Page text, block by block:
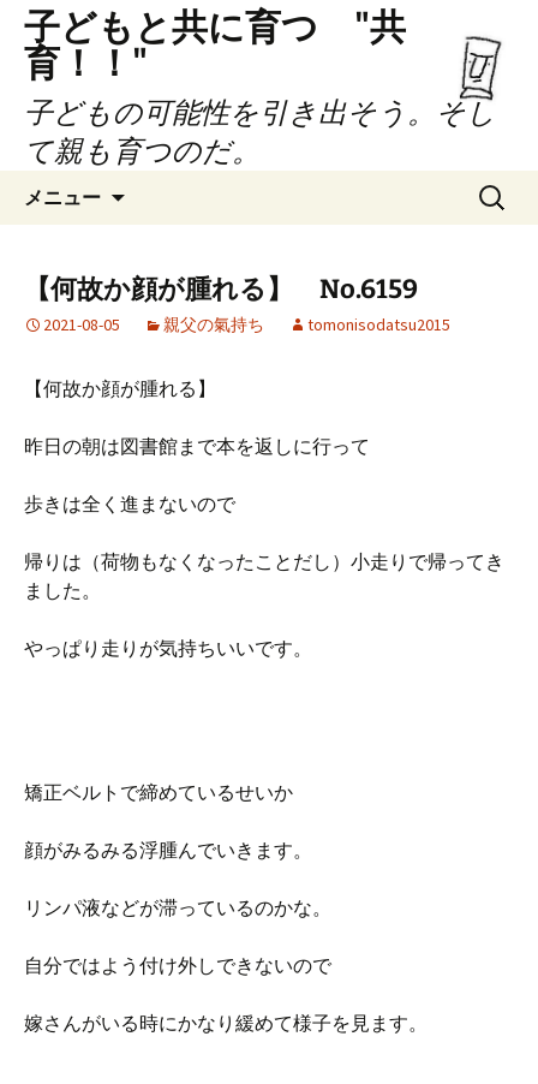
子どもと共に育つ "共
育！！"
子どもの可能性を引き出そう。そし
て親も育つのだ。
メニュー
ン
ツ
キ
プ
検
索:
【何故か顔が腫れる】 No.6159
2021-08-05 親父の氣持ち tomonisodatsu2015
【何故か顔が腫れる】
昨日の朝は図書館まで本を返しに行って
歩きは全く進まないので
帰りは（荷物もなくなったことだし）小走りで帰ってき
ました。
やっぱり走りが気持ちいいです。
矯正ベルトで締めているせいか
顔がみるみる浮腫んでいきます。
リンパ液などが滞っているのかな。
自分ではよう付け外しできないので
嫁さんがいる時にかなり緩めて様子を見ます。